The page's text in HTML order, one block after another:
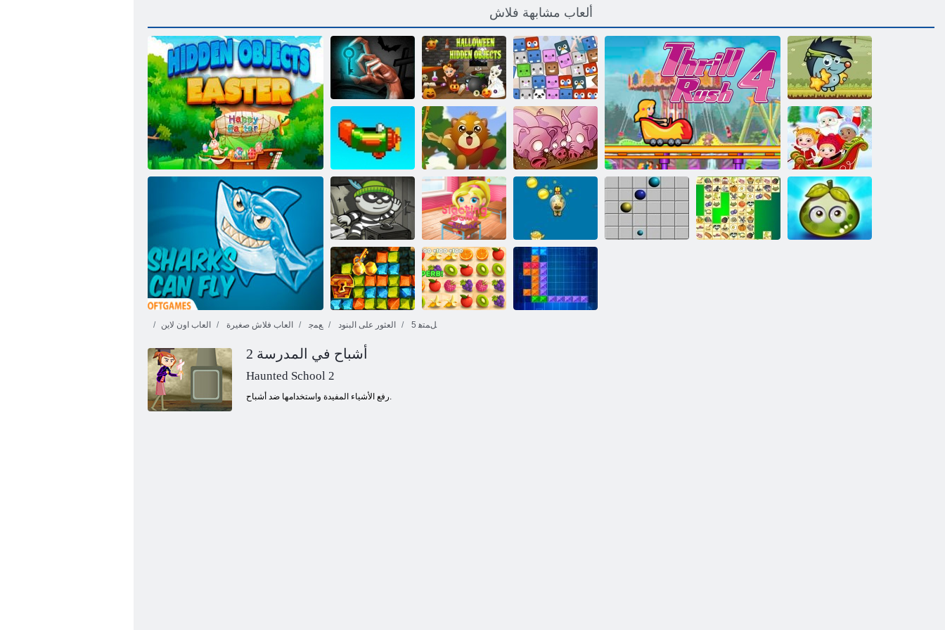
ألعاب مشابهة فلاش
ﺢﺼﻔﻟﺍ ﺪﻴﻋ ﻲﻔﺨﻣ ﻦﺋﺎﻛ
ﺽﻮﻤﻐﻟﺍ ﺔﻓﺮﻏ
ﻦﻣ ﺏﻭﺮﻬﻟﺍ
ﻦﻳﻮﻟﺎﻫ ﺔﻴﻔﺨﻣ
ءﺎﻴﺷﺃ
ﺕﺎﻧﺍﻮﻴﺤﻟﺍ
ﻒﺸﺘﻜﻣ
التفاح Sboschik
أكرر مرة أخرى السنجاب البطل
تشغيل، خنزير،
تشغيل
ﺓﺄﺟﺎﻔﻣ ﺩﻼ ﻴﻤﻟﺍ
ﺪﻴﻋ ﻲﻠﺴﻋ ﻞﻔﻃ
H5 ﻕﺭﺎﺴﻟﺍ ﺏﻮﺑ
ﻞﻤﻌﻟﺍ ﺐﻨﺠﺗ
ﺔﺒﻌﻟ ﺔﺳﺭﺪﻤﻟﺍ
ﺹﻮﻐﻟﺍ ﺐﻠﻜﻟﺍ
ﺰﻨﻜﻟﺍ ﻦﻋ ﺚﺤﺒﻟﺍ
ﺐﻫﺬﻟﺍ ﻉﺎﻓﺪﻧﻻ ﺍ
العاب اون لاين العاب فلاش صغيرة ﻊﻤﺟ العثور على البنود 5 ﻞﻤﺘﻫ
أشباح في المدرسة 2
Haunted School 2
رفع الأشياء المفيدة واستخدامها ضد أشباح.